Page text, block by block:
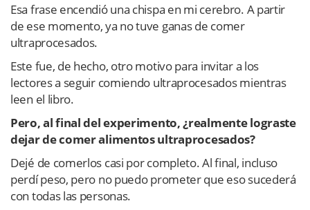
Esa frase encendió una chispa en mi cerebro. A partir
de ese momento, ya no tuve ganas de comer
ultraprocesados.
Este fue, de hecho, otro motivo para invitar a los
lectores a seguir comiendo ultraprocesados mientras
leen el libro.
Pero, al final del experimento, ¿realmente lograste
dejar de comer alimentos ultraprocesados?
Dejé de comerlos casi por completo. Al final, incluso
perdí peso, pero no puedo prometer que eso sucederá
con todas las personas.